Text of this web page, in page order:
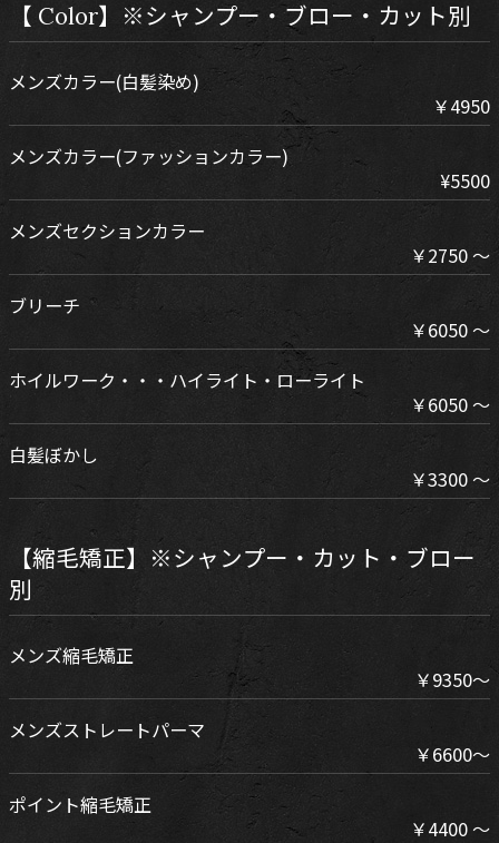
【 Color】※シャンプー・ブロー・カット別
メンズカラー(白髪染め)
￥4950
メンズカラー(ファッションカラー)
¥5500
メンズセクションカラー
￥2750 ～
ブリーチ
￥6050 ～
ホイルワーク・・・ハイライト・ローライト
￥6050 ～
白髪ぼかし
￥3300 ～
【縮毛矯正】※シャンプー・カット・ブロー
別
メンズ縮毛矯正
￥9350～
メンズストレートパーマ
￥6600～
ポイント縮毛矯正
￥4400 ～